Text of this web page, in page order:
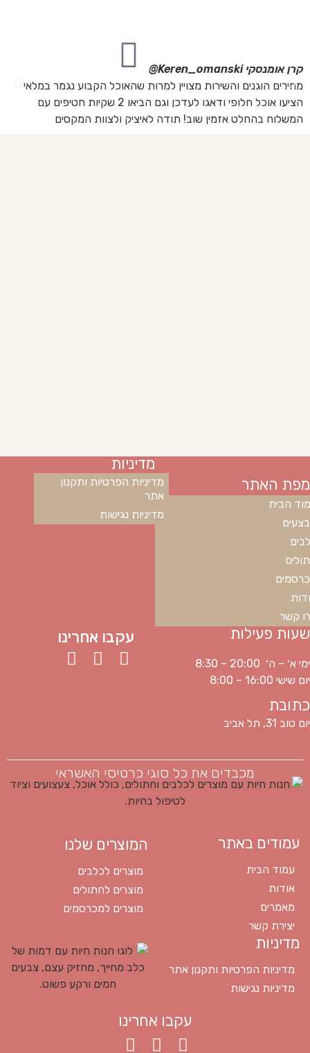
קרן אומנסקיKeren_omanski@
מחירים הוגנים והשירות מצויין למרות שהאוכל הקבוע נגמר במלאי
הציעו אוכל חלופי ודאגו לעדכן וגם הביאו 2 שקיות חטיפים עם
המשלוח בהחלט אזמין שוב! תודה לאיציק ולצוות המקסים
מפת האתר
הבית
קשר
מדיניות
מדיניות הפרטיות ותקנון
אתר
מדיניות נגישות
שעות פעילות
ימי א׳ – ה׳ 20:00 – 8:30
יום שישי 16:00 – 8:00
כתובת
יום טוב 31, תל אביב
עקבו אחרינו
מכבדים את כל סוגי כרטיסי האשראי
עמודים באתר
עמוד הבית
אודות
מאמרים
יצירת קשר
המוצרים שלנו
מוצרים לכלבים
מוצרים לחתולים
מוצרים למכרסמים
מדיניות
מדיניות הפרטיות ותקנון אתר
מדיניות נגישות
עקבו אחרינו